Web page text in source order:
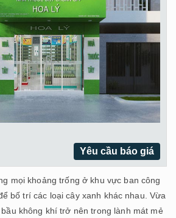
Yêu cầu báo giá
mọi khoảng trống ở khu vực ban công
bố trí các loại cây xanh khác nhau. Vừa
không khí trở nên trong lành mát mẻ